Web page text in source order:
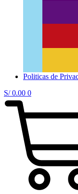
Politicas de
S/0.00 0